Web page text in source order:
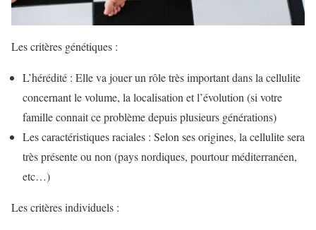
Les critères génétiques :
L’hérédité : Elle va jouer un rôle très important dans la cellulite
concernant le volume, la localisation et l’évolution (si votre
famille connait ce problème depuis plusieurs générations)
Les caractéristiques raciales : Selon ses origines, la cellulite sera
très présente ou non (pays nordiques, pourtour méditerranéen,
etc…)
Les critères individuels :